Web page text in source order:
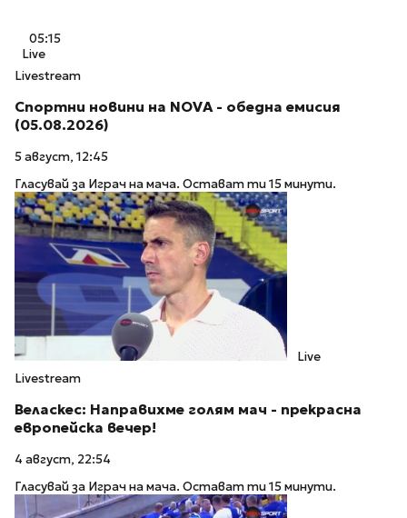
05:15
Live
Livestream
Спортни новини на NOVA - обедна емисия
(05.08.2026)
5 август, 12:45
Гласувай за Играч на мача. Остават ти 15 минути.
Live
Livestream
Веласкес: Направихме голям мач - прекрасна
европейска вечер!
4 август, 22:54
Гласувай за Играч на мача. Остават ти 15 минути.